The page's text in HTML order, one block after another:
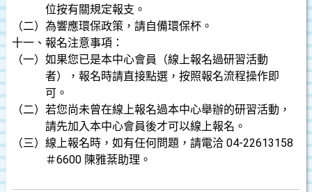
位按有關規定報支。
（二）為響應環保政策，請自備環保杯。
十一、報名注意事項：
（一）如果您已是本中心會員（線上報名過研習活動
者），報名時請直接點選，按照報名流程操作即
可。
（二）若您尚未曾在線上報名過本中心舉辦的研習活動，
請先加入本中心會員後才可以線上報名。
（三）線上報名時，如有任何問題，請電洽 04-22613158
＃6600 陳雅棻助理。